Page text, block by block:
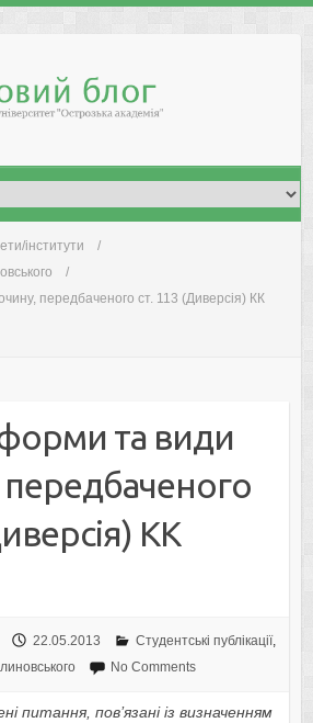
інститути
передбаченого ст. 113 (Диверсія) КК
та види
КК
22.05.2013 Студентські публікації,
No Comments
питання, пов’язані із визначенням